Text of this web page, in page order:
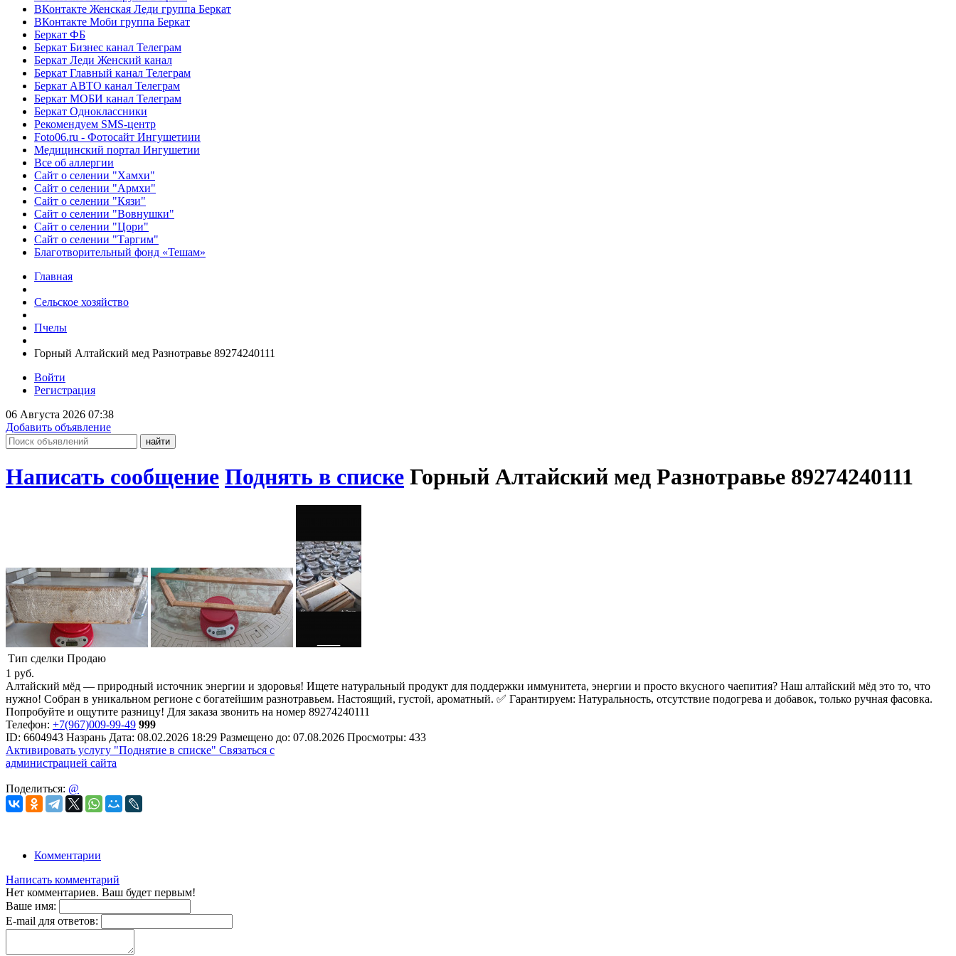
ВКонтакте Женская Леди группа Беркат
ВКонтакте Моби группа Беркат
Беркат ФБ
Беркат Бизнес канал Телеграм
Беркат Леди Женский канал
Беркат Главный канал Телеграм
Беркат АВТО канал Телеграм
Беркат МОБИ канал Телеграм
Беркат Одноклассники
Рекомендуем SMS-центр
Foto06.ru - Фотосайт Ингушетиии
Медицинский портал Ингушетии
Все об аллергии
Сайт о селении "Хамхи"
Сайт о селении "Армхи"
Сайт о селении "Кязи"
Сайт о селении "Вовнушки"
Сайт о селении "Цори"
Сайт о селении "Таргим"
Благотворительный фонд «Тешам»
Главная
Сельское хозяйство
Пчелы
Горный Алтайский мед Разнотравье 89274240111
Войти
Регистрация
06 Августа 2026 07:38
Добавить объявление
Написать сообщение Поднять в списке Горный Алтайский мед Разнотравье 89274240111
Тип сделки Продаю
1 руб.
Алтайский мёд — природный источник энергии и здоровья! Ищете натуральный продукт для поддержки иммунитета, энергии и просто вкусного чаепития? Наш алтайский мёд это то, что
нужно! Собран в уникальном регионе с богатейшим разнотравьем. Настоящий, густой, ароматный. ✅ Гарантируем: Натуральность, отсутствие подогрева и добавок, только ручная фасовка.
Попробуйте и ощутите разницу! Для заказа звонить на номер 89274240111
Телефон: +7(967)009-99-49 999
ID: 6604943 Назрань Дата: 08.02.2026 18:29 Размещено до: 07.08.2026 Просмотры: 433
Активировать услугу "Поднятие в списке" Связаться с
администрацией сайта
Поделиться: @
Комментарии
Написать комментарий
Нет комментариев. Ваш будет первым!
Ваше имя:
E-mail для ответов: